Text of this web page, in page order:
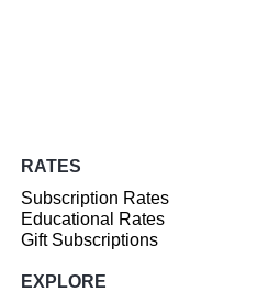
RATES
Subscription Rates
Educational Rates
Gift Subscriptions
EXPLORE